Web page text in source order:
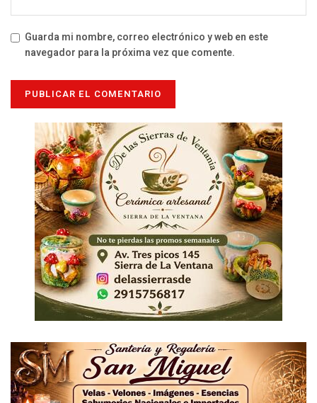
Guarda mi nombre, correo electrónico y web en este
navegador para la próxima vez que comente.